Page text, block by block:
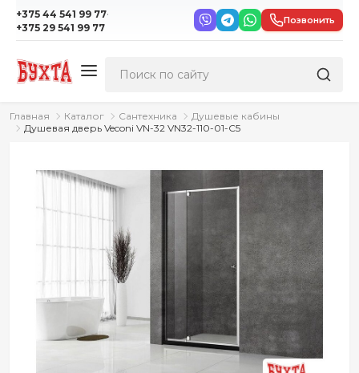
+375 44 541 99 77·
+375 29 541 99 77
Позвонить
Главная Каталог Сантехника
Душевые кабины
Душевая дверь Veconi VN-32 VN32-110-01-C5